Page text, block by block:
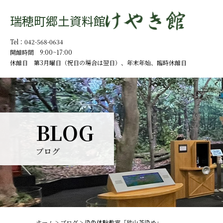
瑞穂町郷土資料館
Tel：042-568-0634
開館時間 9:00~17:00
休館日 第3月曜日（祝日の場合は翌日）、 年末年始、臨時休館日
BLOG
ブログ